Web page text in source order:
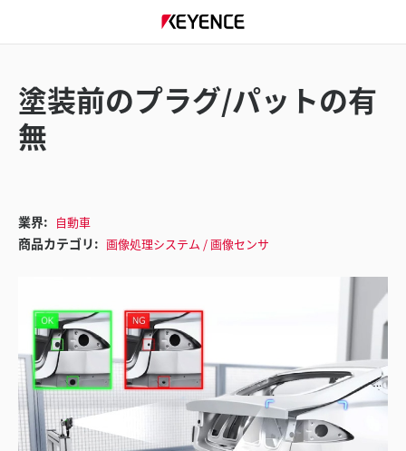
塗装前のプラグ/パットの有
無
業界: 自動車
商品カテゴリ: 画像処理システム / 画像センサ